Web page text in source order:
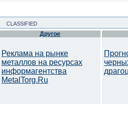
CLASSIFIED
Другое
Реклама на рынке
металлов на ресурсах
информагентства
MetalTorg.Ru